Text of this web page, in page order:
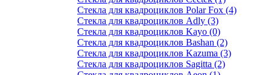
Стекла для квадроциклов Polar Fox (4)
Стекла для квадроциклов Adly (3)
Стекла для квадроциклов Kayo (0)
Стекла для квадроциклов Bashan (2)
Стекла для квадроциклов Kazuma (3)
Стекла для квадроциклов Sagitta (2)